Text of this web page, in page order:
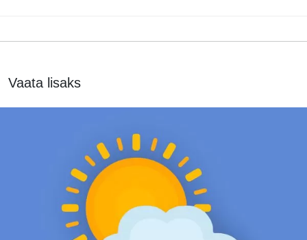
Vaata lisaks